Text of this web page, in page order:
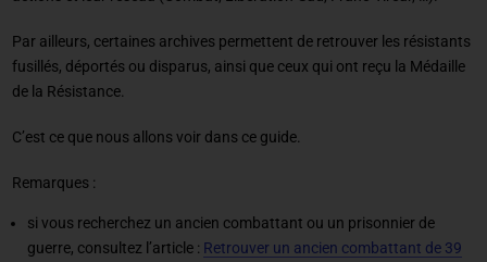
Par ailleurs, certaines archives permettent de retrouver les résistants
fusillés, déportés ou disparus, ainsi que ceux qui ont reçu la Médaille
de la Résistance.
C’est ce que nous allons voir dans ce guide.
Remarques :
si vous recherchez un ancien combattant ou un prisonnier de
guerre, consultez l’article : Retrouver un ancien combattant de 39